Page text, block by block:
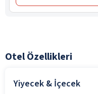
Otel Özellikleri
Yiyecek & İçecek